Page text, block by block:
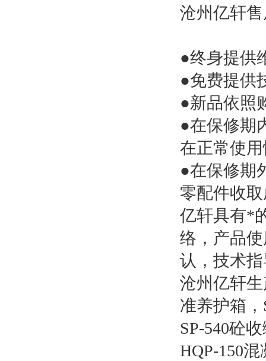
沧州亿轩
●终身提供
●免费提供
●新品依照
●在保修期
在正常使
●在保修期
零配件收
亿轩具有*
络，产品
认，技术
沧州亿轩
准养护箱
SP-540砼
HQP-150